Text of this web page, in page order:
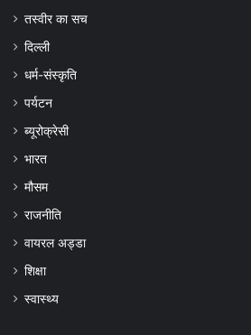
तस्वीर का सच
दिल्ली
धर्म-संस्कृति
पर्यटन
ब्यूरोक्रेसी
भारत
मौसम
राजनीति
वायरल अड्डा
शिक्षा
स्वास्थ्य